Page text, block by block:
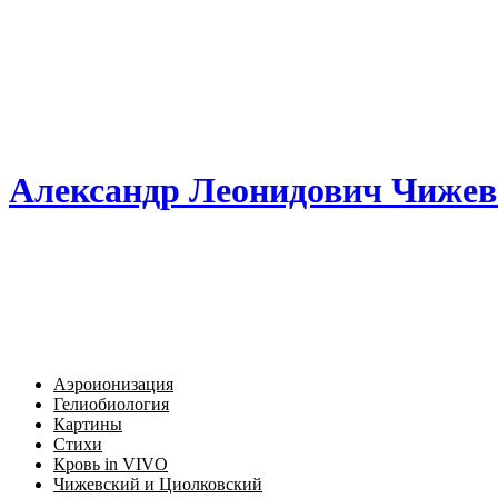
Александр Леонидович
Аэроионизация
Гелиобиология
Картины
Стихи
Кровь in VIVO
Чижевский и Циолковский